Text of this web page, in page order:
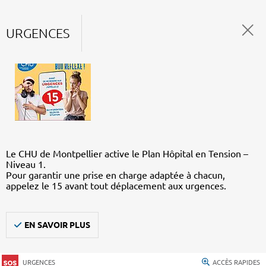
URGENCES
Le CHU de Montpellier active le Plan Hôpital en Tension –
Niveau 1.
Pour garantir une prise en charge adaptée à chacun,
appelez le 15 avant tout déplacement aux urgences.
EN SAVOIR PLUS
URGENCES ACCÈS RAPIDES